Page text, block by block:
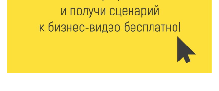
«Эстафету чемпионов» провели на площади
Оленинского Дома культуры